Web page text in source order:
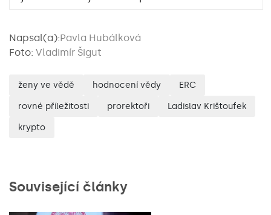
Napsal(a):Pavla Hubálková
Foto: Vladimír Šigut
ženy ve vědě hodnocení vědy ERC
rovné příležitosti prorektoři Ladislav Krištoufek
krypto
Související články